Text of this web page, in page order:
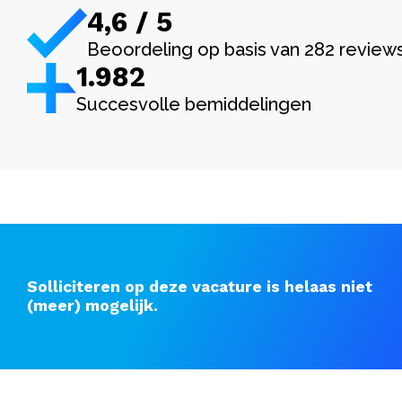
4,6 / 5
Beoordeling op basis van 282
1.982
Succesvolle bemiddelingen
Solliciteren op deze vacature is helaas niet
(meer) mogelijk.